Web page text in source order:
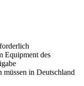
Equipment des
müssen in Deutschland